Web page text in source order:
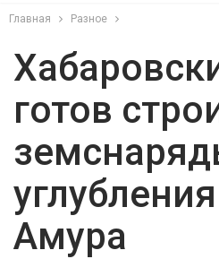
Главная Разное
готов
Амура